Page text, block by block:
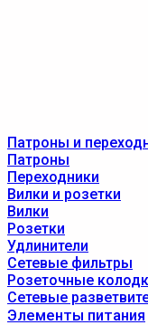
Патроны и
Патроны
Переходники
Вилки и розетки
Вилки
Розетки
Удлинители
Сетевые фильтры
Розеточные
Сетевые
Элементы питания